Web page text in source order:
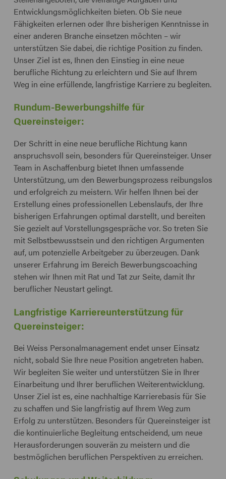
Entwicklungsmöglichkeiten bieten. Ob Sie neue
Fähigkeiten erlernen oder Ihre bisherigen Kenntnisse in
einer anderen Branche einsetzen möchten – wir
unterstützen Sie dabei, die richtige Position zu finden.
Unser Ziel ist es, Ihnen den Einstieg in eine neue
berufliche Richtung zu erleichtern und Sie auf Ihrem
Weg in eine erfüllende, langfristige Karriere zu begleiten.
Rundum-Bewerbungshilfe für
Quereinsteiger:
Der Schritt in eine neue berufliche Richtung kann
anspruchsvoll sein, besonders für Quereinsteiger. Unser
Team in Aschaffenburg bietet Ihnen umfassende
Unterstützung, um den Bewerbungsprozess reibungslos
und erfolgreich zu meistern. Wir helfen Ihnen bei der
Erstellung eines professionellen Lebenslaufs, der Ihre
bisherigen Erfahrungen optimal darstellt, und bereiten
Sie gezielt auf Vorstellungsgespräche vor. So treten Sie
mit Selbstbewusstsein und den richtigen Argumenten
auf, um potenzielle Arbeitgeber zu überzeugen. Dank
unserer Erfahrung im Bereich Bewerbungscoaching
stehen wir Ihnen mit Rat und Tat zur Seite, damit Ihr
beruflicher Neustart gelingt.
Langfristige Karriereunterstützung für
Quereinsteiger:
Bei Weiss Personalmanagement endet unser Einsatz
nicht, sobald Sie Ihre neue Position angetreten haben.
Wir begleiten Sie weiter und unterstützen Sie in Ihrer
Einarbeitung und Ihrer beruflichen Weiterentwicklung.
Unser Ziel ist es, eine nachhaltige Karrierebasis für Sie
zu schaffen und Sie langfristig auf Ihrem Weg zum
Erfolg zu unterstützen. Besonders für Quereinsteiger ist
die kontinuierliche Begleitung entscheidend, um neue
Herausforderungen souverän zu meistern und die
bestmöglichen beruflichen Perspektiven zu erreichen.